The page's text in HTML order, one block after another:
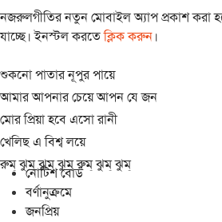
নজরুলগীতির নতুন মোবাইল অ্যাপ প্রকাশ করা
যাচ্ছে। ইনস্টল করতেক্লিক করুন।
শুকনো পাতার নূপুর পায়ে
আমার আপনার চেয়ে আপন যে জন
মোর প্রিয়া হবে এসো রানী
খেলিছ এ বিশ্ব লয়ে
রুম্ ঝুম্ ঝুম্ ঝুম্ রুম্ ঝুম্ ঝুম্
নোটিশ বোর্ড
বর্ণানুক্রমে
জনপ্রিয়